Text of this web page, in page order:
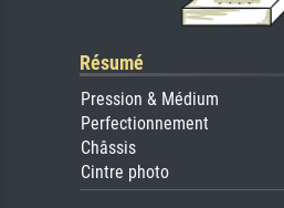
Résumé
Pression & Médium
Perfectionnement
Châssis
Cintre photo